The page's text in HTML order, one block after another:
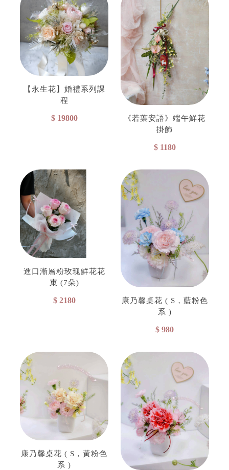
【永生花】婚禮系列課
程
$ 19800
《若葉安語》端午鮮花
掛飾
$ 1180
進口漸層粉玫瑰鮮花花
束 (7朵)
$ 2180
康乃馨桌花 ( S，藍粉色
系 )
$ 980
康乃馨桌花 ( S，黃粉色
系 )